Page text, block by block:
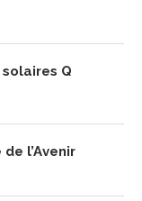
Q
l’Avenir